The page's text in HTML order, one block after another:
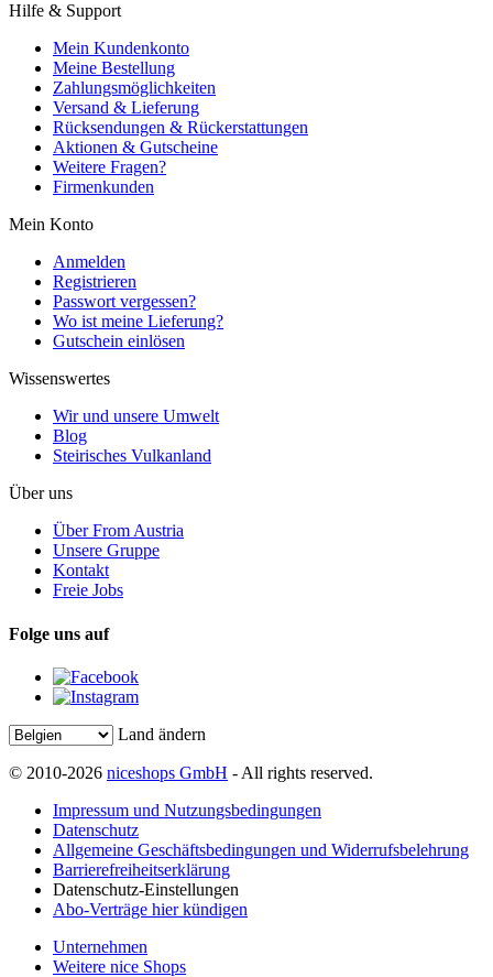
Hilfe & Support
Mein Kundenkonto
Meine Bestellung
Zahlungsmöglichkeiten
Versand & Lieferung
Rücksendungen & Rückerstattungen
Aktionen & Gutscheine
Weitere Fragen?
Firmenkunden
Mein Konto
Anmelden
Registrieren
Passwort vergessen?
Wo ist meine Lieferung?
Gutschein einlösen
Wissenswertes
Wir und unsere Umwelt
Blog
Steirisches Vulkanland
Über uns
Über From Austria
Unsere Gruppe
Kontakt
Freie Jobs
Folge uns auf
Land ändern
© 2010-2026 niceshops GmbH - All rights reserved.
Impressum und Nutzungsbedingungen
Datenschutz
Allgemeine Geschäftsbedingungen und Widerrufsbelehrung
Barrierefreiheitserklärung
Datenschutz-Einstellungen
Abo-Verträge hier kündigen
Unternehmen
Weitere nice Shops